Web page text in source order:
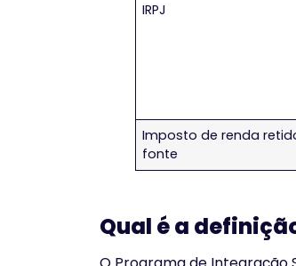
IRPJ
Imposto de renda
fonte
Qual é a